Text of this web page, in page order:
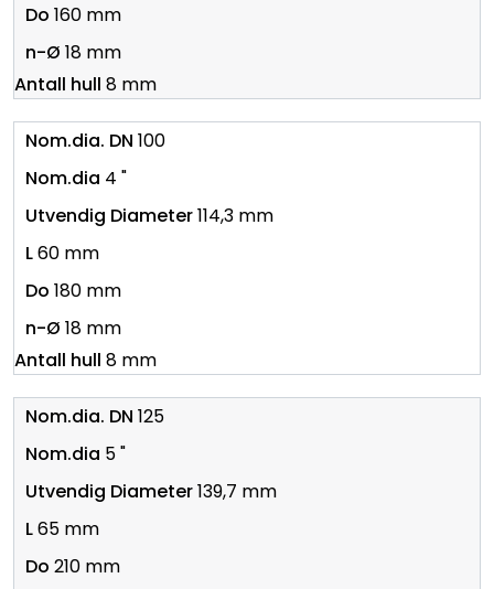
160 mm
18 mm
8 mm
100
4 "
114,3 mm
60 mm
180 mm
18 mm
8 mm
125
5 "
139,7 mm
65 mm
210 mm